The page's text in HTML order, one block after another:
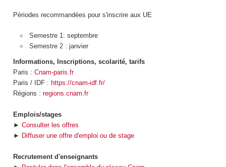
Périodes recommandées pour s'inscrire aux UE
Semestre 1: septembre
Semestre 2 : janvier
Informations, Inscriptions, scolarité, tarifs
Paris : Cnam-paris.fr
Paris / IDF : https://cnam-idf.fr/
Régions : regions.cnam.fr
Emplois/stages
► Consulter les offres
► Diffuser une offre d'emploi ou de stage
Recrutement d'enseignants